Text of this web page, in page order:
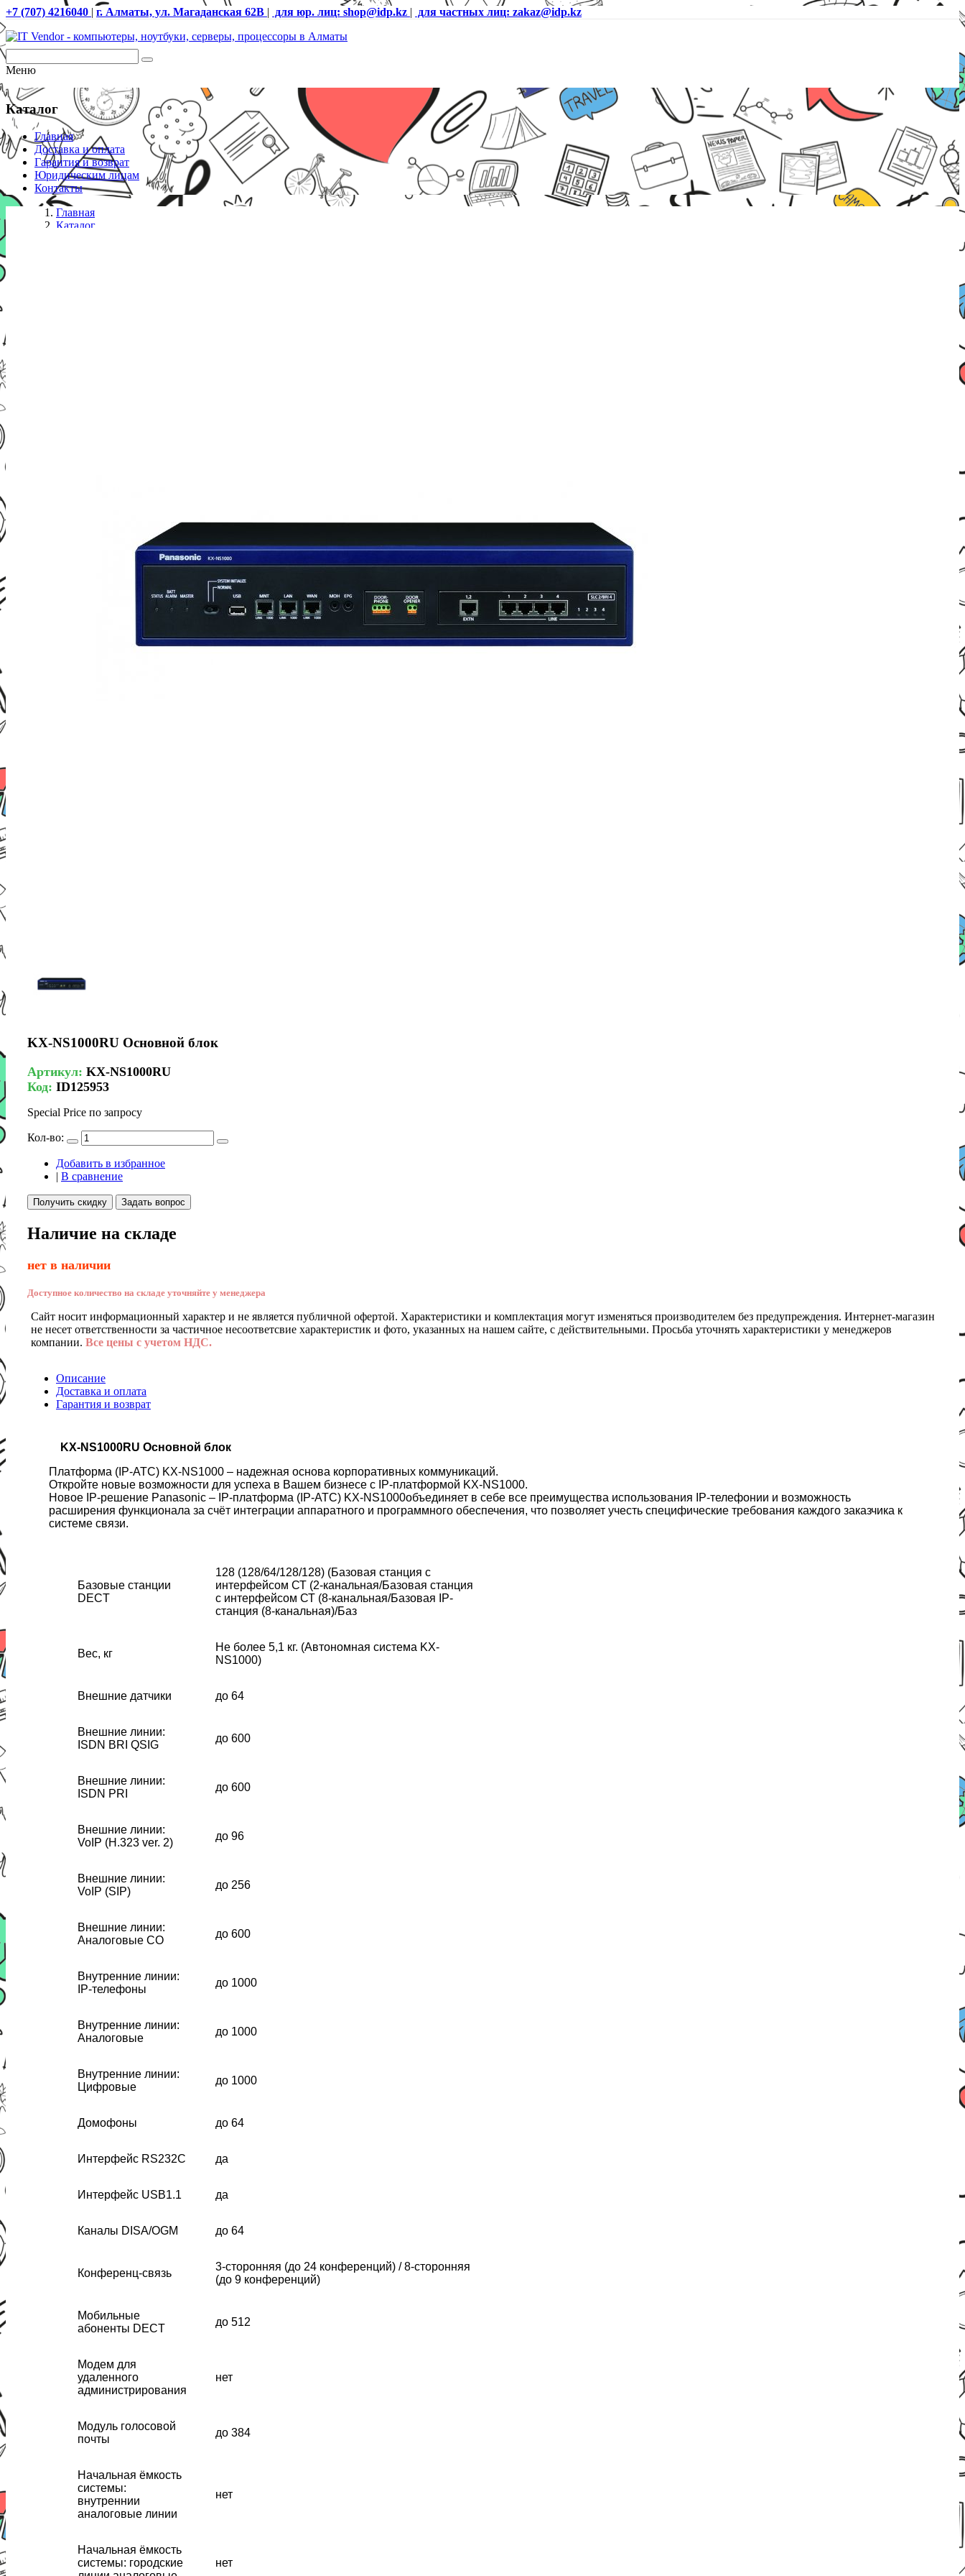
+7 (707) 4216040 | г. Алматы, ул. Магаданская 62В | для юр. лиц: shop@idp.kz | для частных лиц: zakaz@idp.kz
Меню
Каталог
Главная
Доставка и оплата
Гарантия и возврат
Юридическим лицам
Контакты
Главная
Каталог
KX-NS1000RU Основной блок
Артикул: KX-NS1000RU
Код: ID125953
Special Price по запросу
Кол-во:
Добавить в избранное
| В сравнение
Получить скидку Задать вопрос
Наличие на складе
нет в наличии
Доступное количество на складе уточняйте у менеджера
Сайт носит информационный характер и не является публичной офертой. Характеристики и комплектация могут изменяться производителем без предупреждения. Интернет-магазин
не несет ответственности за частичное несоответсвие характеристик и фото, указанных на нашем сайте, с действительными. Просьба уточнять характеристики у менеджеров
компании. Все цены с учетом НДС.
Описание
Доставка и оплата
Гарантия и возврат
KX-NS1000RU Основной блок
Платформа (IP-АТС) KX-NS1000 – надежная основа корпоративных коммуникаций.
Откройте новые возможности для успеха в Вашем бизнесе с IP-платформой KX-NS1000.
Новое IP-решение Panasonic – IP-платформа (IP-АТС) KX-NS1000объединяет в себе все преимущества использования IP-телефонии и возможность
расширения функционала за счёт интеграции аппаратного и программного обеспечения, что позволяет учесть специфические требования каждого заказчика к
системе связи.
Базовые станции
DECT
128 (128/64/128/128) (Базовая станция с
интерфейсом СТ (2-канальная/Базовая станция
с интерфейсом СТ (8-канальная/Базовая IP-
станция (8-канальная)/Баз
Вес, кг
Не более 5,1 кг. (Автономная система KX-
NS1000)
Внешние датчики до 64
Внешние линии:
ISDN BRI QSIG
до 600
Внешние линии:
ISDN PRI
до 600
Внешние линии:
VoIP (H.323 ver. 2)
до 96
Внешние линии:
VoIP (SIP)
до 256
Внешние линии:
Аналоговые CO
до 600
Внутренние линии:
IP-телефоны
до 1000
Внутренние линии:
Аналоговые
до 1000
Внутренние линии:
Цифровые
до 1000
Домофоны до 64
Интерфейс RS232C да
Интерфейс USB1.1 да
Каналы DISA/OGM до 64
Конференц-связь
3-сторонняя (до 24 конференций) / 8-сторонняя
(до 9 конференций)
Мобильные
абоненты DECT
до 512
Модем для
удаленного
администрирования
нет
Модуль голосовой
почты
до 384
Начальная ёмкость
системы:
внутреннии
аналоговые линии
нет
Начальная ёмкость
системы: городские
нет